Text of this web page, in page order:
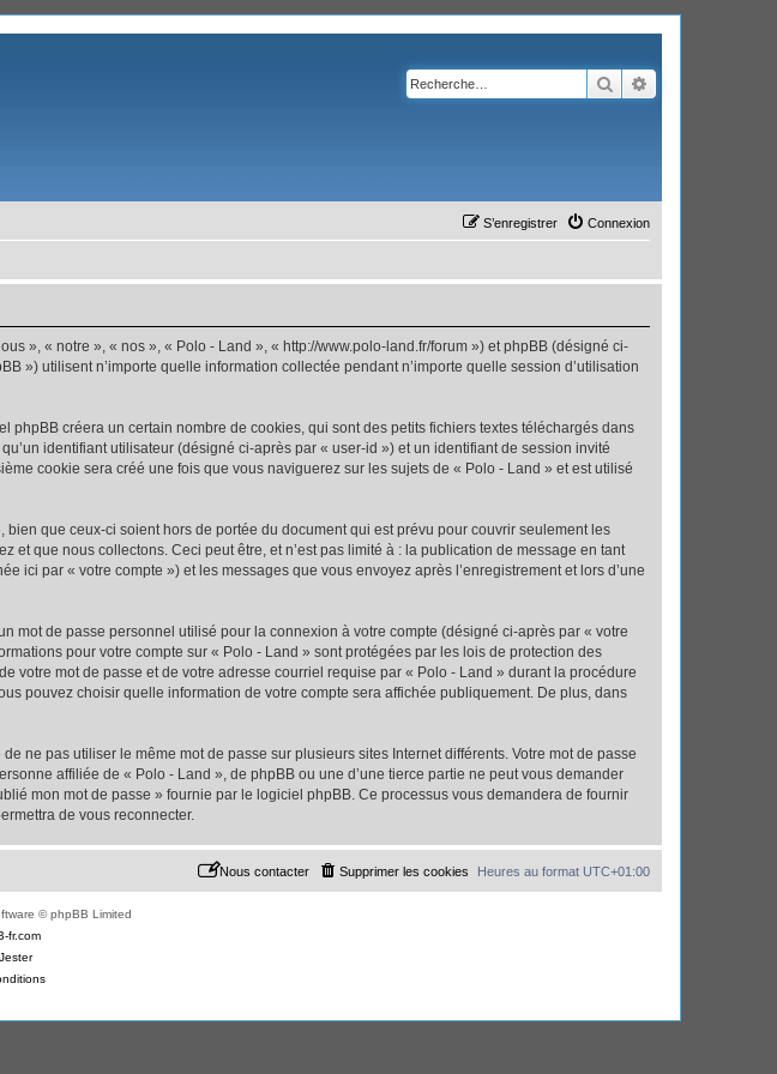
Rechercher
Connexion
S’enregistrer
», « notre », « nos », « Polo - Land », « http://www.polo-land.fr/forum ») et phpBB (désigné ci-
») utilisent n’importe quelle information collectée pendant n’importe quelle session d’utilisation
créera un certain nombre de cookies, qui sont des petits fichiers textes téléchargés dans
identifiant utilisateur (désigné ci-après par « user-id ») et un identifiant de session invité
cookie sera créé une fois que vous naviguerez sur les sujets de « Polo - Land » et est utilisé
que ceux-ci soient hors de portée du document qui est prévu pour couvrir seulement les
que nous collectons. Ceci peut être, et n’est pas limité à : la publication de message en tant
ici par « votre compte ») et les messages que vous envoyez après l’enregistrement et lors d’une
mot de passe personnel utilisé pour la connexion à votre compte (désigné ci-après par « votre
pour votre compte sur « Polo - Land » sont protégées par les lois de protection des
votre mot de passe et de votre adresse courriel requise par « Polo - Land » durant la procédure
pouvez choisir quelle information de votre compte sera affichée publiquement. De plus, dans
ne pas utiliser le même mot de passe sur plusieurs sites Internet différents. Votre mot de passe
affiliée de « Polo - Land », de phpBB ou une d’une tierce partie ne peut vous demander
mon mot de passe » fournie par le logiciel phpBB. Ce processus vous demandera de fournir
de vous reconnecter.
Heures au format UTC+01:00
Supprimer les cookies
Nous contacter
© phpBB Limited
fr.com